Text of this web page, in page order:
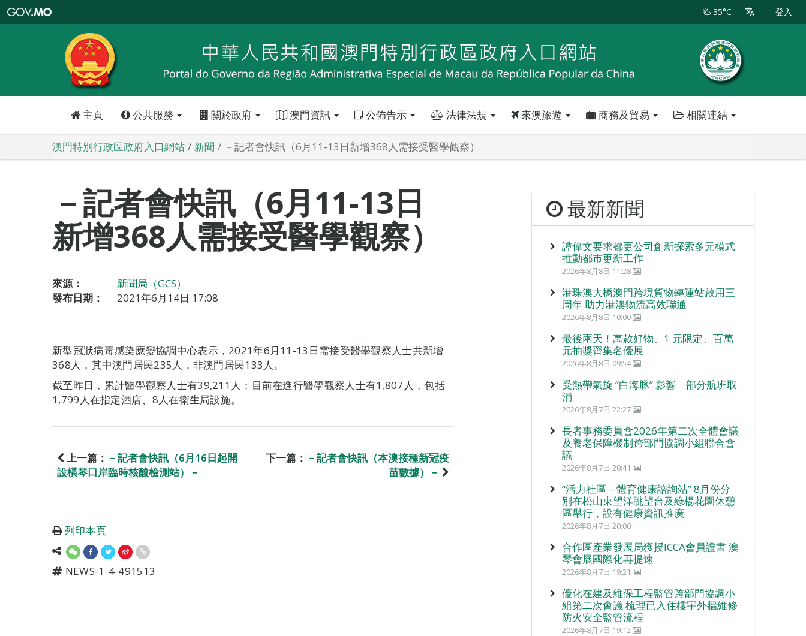
特
政
區
政
口
35°C 登入
主頁 公共服務 關於政府 澳門資訊 公佈告示 法律法規 來澳旅遊 商務及貿易 相關連結
澳門特別行政區政府入口網站 新聞 －記者會快訊（6月11-13日新增368人需接受醫學觀察）
－記者會快訊（6月11-13日
新增368人需接受醫學觀察）
來源：
新聞局（GCS）
發布日期：
2021年6月14日 17:08
新型冠狀病毒感染應變協調中心表示，2021年6月11-13日需接受醫學觀察人士共新增
368人，其中澳門居民235人，非澳門居民133人。
截至昨日，累計醫學觀察人士有39,211人；目前在進行醫學觀察人士有1,807人，包括
1,799人在指定酒店、8人在衛生局設施。
上一篇： －記者會快訊（6月16日起開
設橫琴口岸臨時核酸檢測站）－
下一篇： －記者會快訊（本澳接種新冠疫
苗數據）－
列印本頁
NEWS-1-4-491513
最新新聞
譚偉文要求都更公司創新探索多元模式
推動都市更新工作
2026年8月8日 11:28
港珠澳大橋澳門跨境貨物轉運站啟用三
周年 助力港澳物流高效聯通
2026年8月8日 10:00
最後兩天！萬款好物、1 元限定、百萬
元抽獎齊集名優展
2026年8月8日 09:54
受熱帶氣旋 “白海豚” 影響 部分航班取
消
2026年8月7日 22:27
長者事務委員會2026年第二次全體會議
及養老保障機制跨部門協調小組聯合會
議
2026年8月7日 20:41
“活力社區 – 體育健康諮詢站” 8月份分
別在松山東望洋眺望台及綠楊花園休憩
區舉行，設有健康資訊推廣
2026年8月7日 20:00
合作區產業發展局獲授ICCA會員證書 澳
琴會展國際化再提速
2026年8月7日 19:21
優化在建及維保工程監管跨部門協調小
組第二次會議 梳理已入住樓宇外牆維修
防火安全監管流程
2026年8月7日 19:12